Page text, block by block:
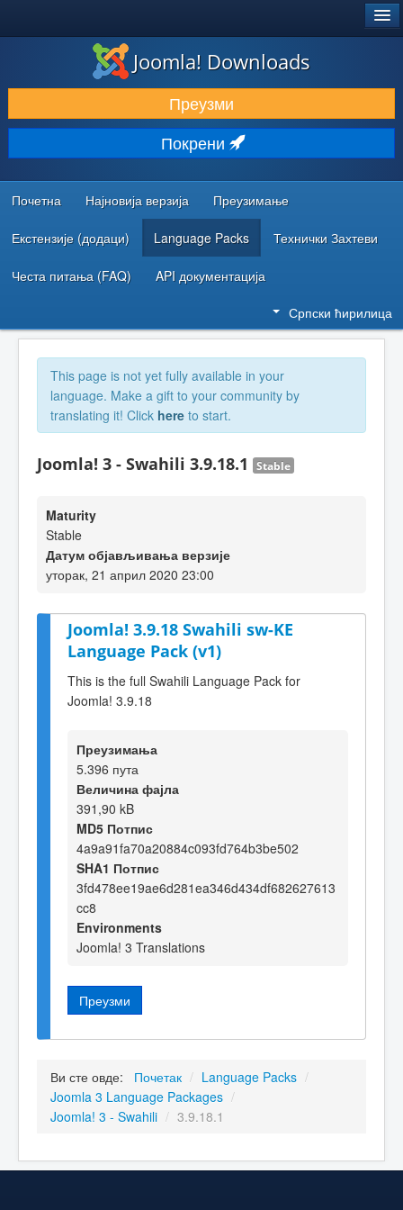
ПРЕУЗИМАЊЕ И ПРОШИРЕЊА (ЕКСТЕНЗИЈЕ)
ОТКРИЈТЕ И НАУЧИТЕ
ЗАЈЕДНИЦА И ПОДРШКА
РЕСУРСИ ЗА РАЗВОЈ
Joomla! Downloads
Преузми
Покрени
Почетна Најновија верзија Преузимање
Екстензије (додаци) Language Packs Технички Захтеви
Честа питања (FAQ) API документација
Српски ћирилица
This page is not yet fully available in your
language. Make a gift to your community by
translating it! Click here to start.
Joomla! 3 - Swahili 3.9.18.1 Stable
Maturity
Stable
Датум објављивања верзије
уторак, 21 април 2020 23:00
Joomla! 3.9.18 Swahili sw-KE
Language Pack (v1)
This is the full Swahili Language Pack for
Joomla! 3.9.18
Преузимања
5.396 пута
Величина фајла
391,90 kB
MD5 Потпис
4a9a91fa70a20884c093fd764b3be502
SHA1 Потпис
3fd478ee19ae6d281ea346d434df682627613
cc8
Environments
Joomla! 3 Translations
Преузми
Ви сте овде: Почетак / Language Packs /
Joomla 3 Language Packages /
Joomla! 3 - Swahili / 3.9.18.1